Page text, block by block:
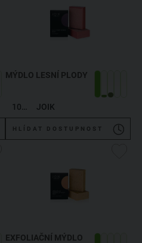
MÝDLO LESNÍ PLODY
JOIK
HLÍDAT DOSTUPNOST
EXFOLIAČNÍ MÝDLO